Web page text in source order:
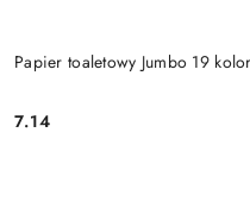
Papier toaletowy Jumbo 19
Cena:
7.14